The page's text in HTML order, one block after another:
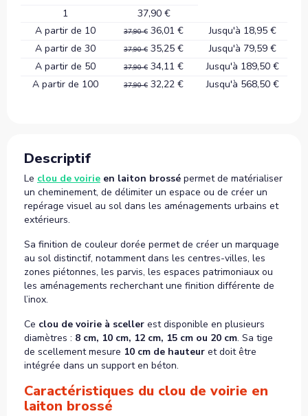
1
37,90 €
A partir de 10
37,90 € 36,01 €
Jusqu'à 18,95 €
A partir de 30
37,90 € 35,25 €
Jusqu'à 79,59 €
A partir de 50
37,90 € 34,11 €
Jusqu'à 189,50 €
A partir de 100
37,90 € 32,22 € Jusqu'à 568,50 €
Descriptif
Le clou de voirie en laiton brossé permet de matérialiser
un cheminement, de délimiter un espace ou de créer un
repérage visuel au sol dans les aménagements urbains et
extérieurs.
Sa finition de couleur dorée permet de créer un marquage
au sol distinctif, notamment dans les centres-villes, les
zones piétonnes, les parvis, les espaces patrimoniaux ou
les aménagements recherchant une finition différente de
l’inox.
Ce clou de voirie à sceller est disponible en plusieurs
diamètres : 8 cm, 10 cm, 12 cm, 15 cm ou 20 cm. Sa tige
de scellement mesure 10 cm de hauteur et doit être
intégrée dans un support en béton.
Caractéristiques du clou de voirie en
laiton brossé